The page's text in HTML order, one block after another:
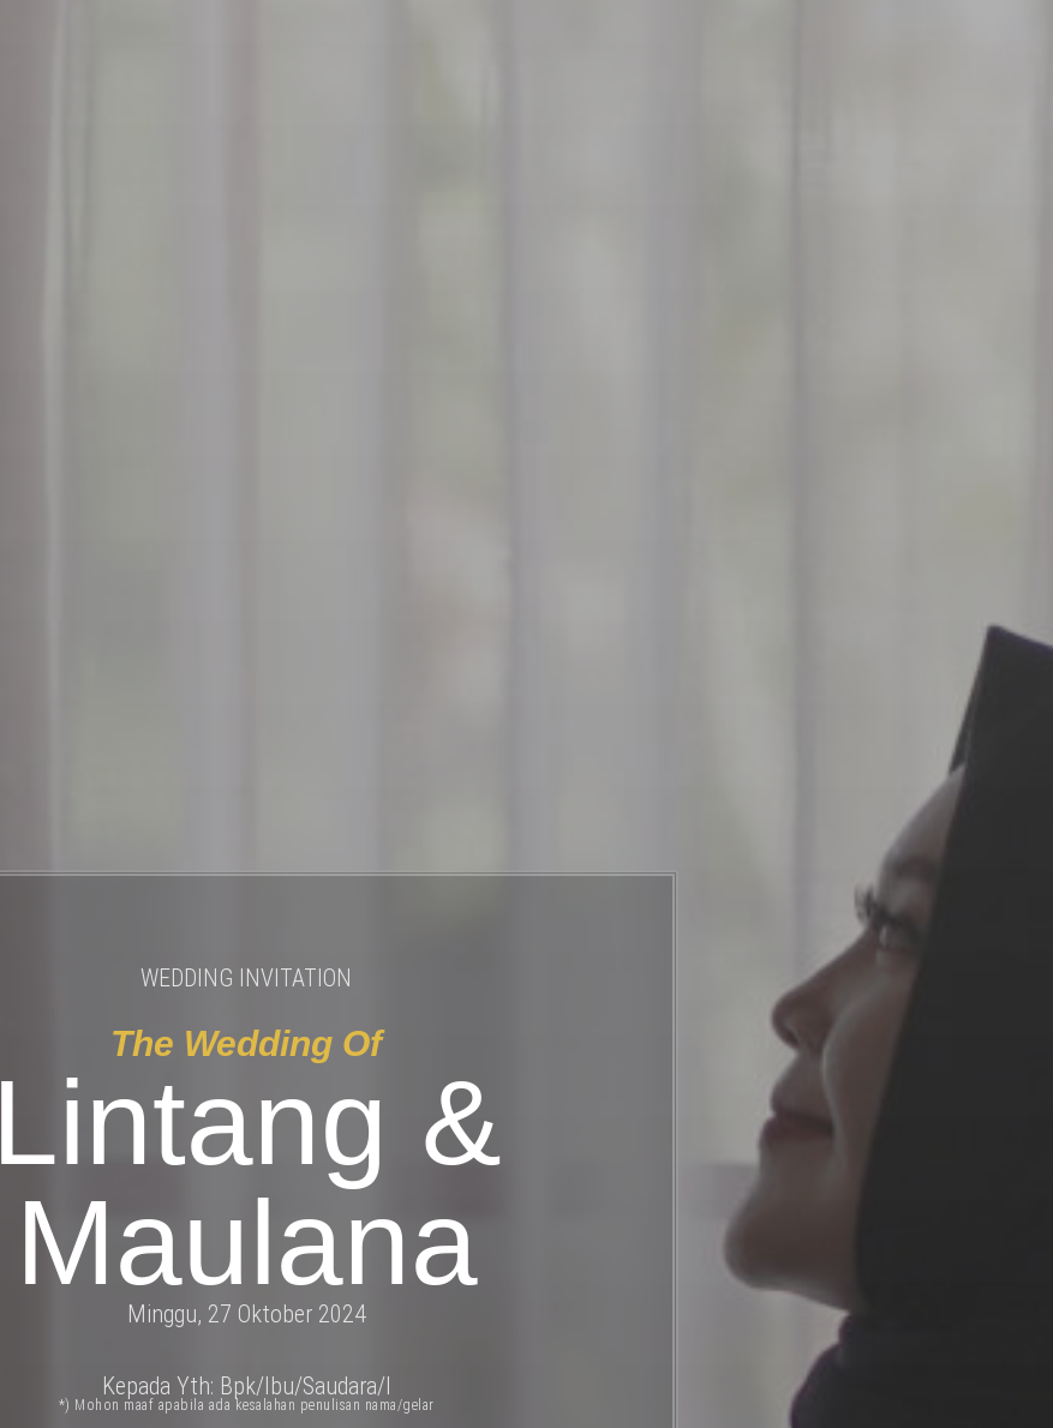
WEDDING INVITATION
The Wedding Of
Lintang &
Maulana
Minggu, 27 Oktober 2024
Kepada Yth: Bpk/Ibu/Saudara/I
*) Mohon maaf apabila ada kesalahan penulisan nama/gelar